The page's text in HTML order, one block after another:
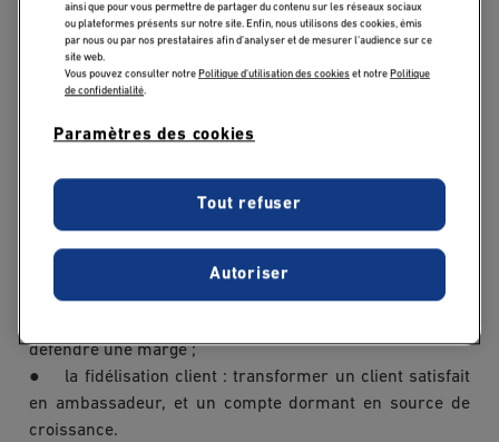
La différenciation programmes MSc du Business
Development tient précisément là : chaque module
tourne autour de la performance commerciale concrète.
profondeur sont celles qui font la différence sur le
message qui accroche, gérer les relances sans lasser ;
● la négociation : maîtriser les techniques de vente
défendre une marge ;
● la fidélisation client : transformer un client satisfait
en ambassadeur, et un compte dormant en source de
croissance.
ainsi que pour vous permettre de partager du contenu sur les réseaux sociaux
ou plateformes présents sur notre site. Enfin, nous utilisons des cookies, émis
par nous ou par nos prestataires afin d’analyser et de mesurer l’audience sur ce
site web.
Vous pouvez consulter notrePolitique d'utilisation des cookieset notrePolitique
de confidentialité.
Paramètres des cookies
Tout refuser
Autoriser